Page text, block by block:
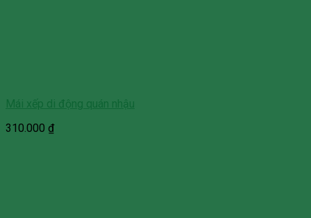
Mái xếp di động quán nhậu
310.000 ₫